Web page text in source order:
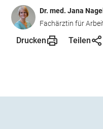
Dr. med. Jana Nagel
Fachärztin für
Drucken Teilen